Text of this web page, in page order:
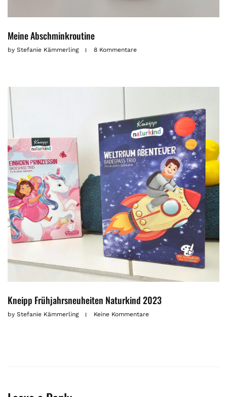
Meine Abschminkroutine
by Stefanie Kämmerling 8 Kommentare
Kneipp Frühjahrsneuheiten Naturkind 2023
by Stefanie Kämmerling Keine Kommentare